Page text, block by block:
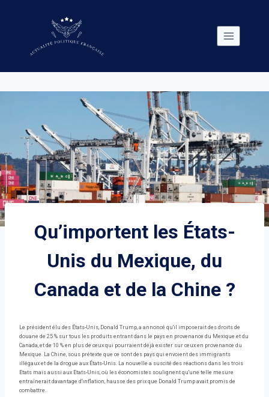
Qu’importent les États-
Unis du Mexique, du
Canada et de la Chine ?
Le président élu des États-Unis, Donald Trump, a annoncé qu'il imposerait des droits de
douane de 25 % sur tous les produits entrant dans le pays en provenance du Mexique et du
Canada, et de 10 % en plus de ceux qui pourraient déjà exister sur ceux en provenance du
Mexique. La Chine, sous prétexte que ce sont des pays qui envoient des immigrants
illégaux et de la drogue aux États-Unis. La nouvelle a suscité des réactions dans les trois
Etats mais aussi aux Etats-Unis, où les économistes soulignent qu'une telle mesure
entraînerait davantage d'inflation, hausse des prix que Donald Trump avait promis de
combattre.